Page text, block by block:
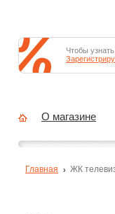
Главная ЖК
Чтобы
О магазине